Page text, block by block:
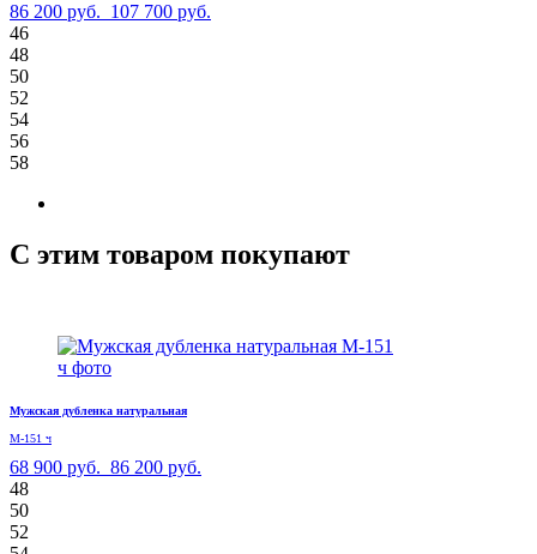
86 200 руб. 107 700 руб.
46
48
50
52
54
56
58
С этим товаром покупают
Мужская дубленка натуральная
М-151 ч
68 900 руб. 86 200 руб.
48
50
52